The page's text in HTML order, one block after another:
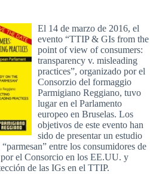
El 14 de marzo de 2016, el
evento “TTIP & GIs from the
point of view of consumers:
transparency v. misleading
practices”, organizado por el
Consorzio del formaggio
Parmigiano Reggiano, tuvo
lugar en el Parlamento
europeo en Bruselas. Los
objetivos de este evento han
sido de presentar un estudio
entre los consumidores de
el Consorcio en los EE.UU. y
de las IGs en el TTIP.